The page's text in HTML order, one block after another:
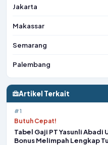
Jakarta
Makassar
Semarang
Palembang
Artikel Terkait
#1
Butuh Cepat!
Tabel Gaji PT Yasunli
Bonus Melimpah Lengkap